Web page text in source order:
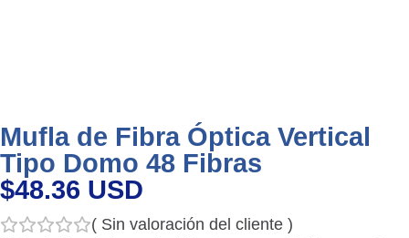
Mufla de Fibra Óptica Vertical
Tipo Domo 48 Fibras
$48.36 USD
( Sin valoración del cliente )